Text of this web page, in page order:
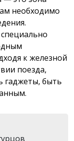
необходимо
к железной
поезда,
гаджеты, быть